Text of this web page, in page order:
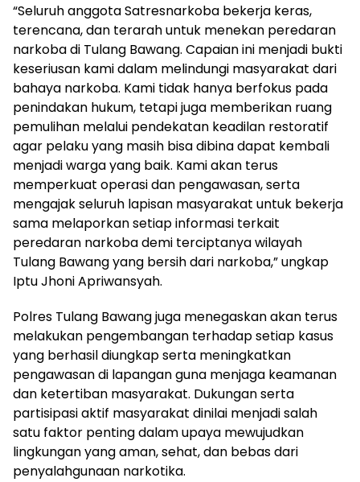
“Seluruh anggota Satresnarkoba bekerja keras,
terencana, dan terarah untuk menekan peredaran
narkoba di Tulang Bawang. Capaian ini menjadi bukti
keseriusan kami dalam melindungi masyarakat dari
bahaya narkoba. Kami tidak hanya berfokus pada
penindakan hukum, tetapi juga memberikan ruang
pemulihan melalui pendekatan keadilan restoratif
agar pelaku yang masih bisa dibina dapat kembali
menjadi warga yang baik. Kami akan terus
memperkuat operasi dan pengawasan, serta
mengajak seluruh lapisan masyarakat untuk bekerja
sama melaporkan setiap informasi terkait
peredaran narkoba demi terciptanya wilayah
Tulang Bawang yang bersih dari narkoba,” ungkap
Iptu Jhoni Apriwansyah.
Polres Tulang Bawang juga menegaskan akan terus
melakukan pengembangan terhadap setiap kasus
yang berhasil diungkap serta meningkatkan
pengawasan di lapangan guna menjaga keamanan
dan ketertiban masyarakat. Dukungan serta
partisipasi aktif masyarakat dinilai menjadi salah
satu faktor penting dalam upaya mewujudkan
lingkungan yang aman, sehat, dan bebas dari
penyalahgunaan narkotika.